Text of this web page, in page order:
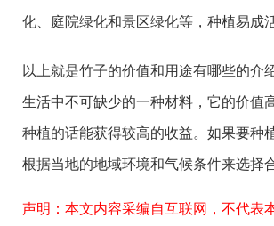
化、庭院绿化和景区绿化等，种植易成
以上就是竹子的价值和用途有哪些的介
生活中不可缺少的一种材料，它的价值
种植的话能获得较高的收益。如果要种
根据当地的地域环境和气候条件来选择
声明：本文内容采编自互联网，不代表